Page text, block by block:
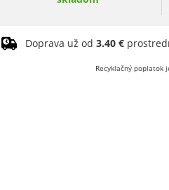
Doprava už od3.40 €
Recyklačný poplatok